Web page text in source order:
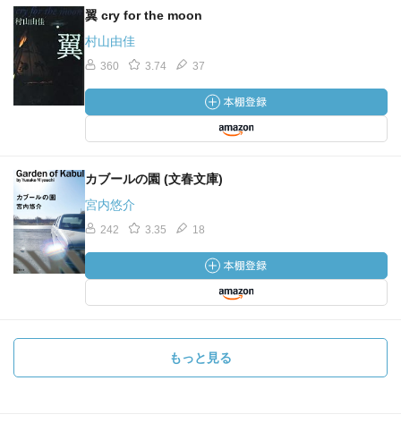
翼 cry for the moon
村山由佳
360 3.74 37
カブールの園 (文春文庫)
宮内悠介
242 3.35 18
もっと見る